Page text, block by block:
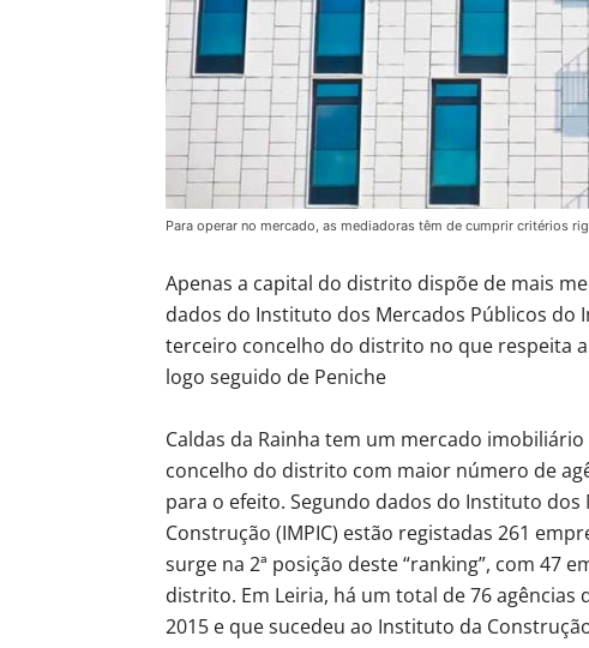
Para operar no mercado, as mediadoras têm de cumprir critérios
Apenas a capital do distrito dispõe de mais
dados do Instituto dos Mercados Públicos do
terceiro concelho do distrito no que respeita
logo seguido de Peniche
Caldas da Rainha tem um mercado
concelho do distrito com maior número de
para o efeito. Segundo dados do Instituto
Construção (IMPIC) estão registadas 261
surge na 2ª posição deste “ranking”, com 47
distrito. Em Leiria, há um total de 76
2015 e que sucedeu ao Instituto da